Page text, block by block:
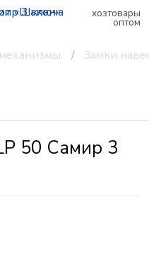
хозтовары
оптом
Замки
50 Самир 3